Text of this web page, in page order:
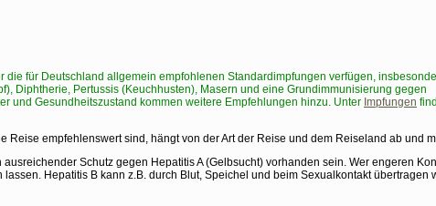
die für Deutschland allgemein empfohlenen Standardimpfungen verfügen,
Diphtherie, Pertussis (Keuchhusten), Masern und eine Grundimmunisierung gegen
und Gesundheitszustand kommen weitere Empfehlungen hinzu. Unter Impfungen
Reise empfehlenswert sind, hängt von der Art der Reise und dem Reiseland ab und
Schutz gegen Hepatitis A (Gelbsucht) vorhanden sein. Wer engeren
Hepatitis B kann z.B. durch Blut, Speichel und beim Sexualkontakt übertragen